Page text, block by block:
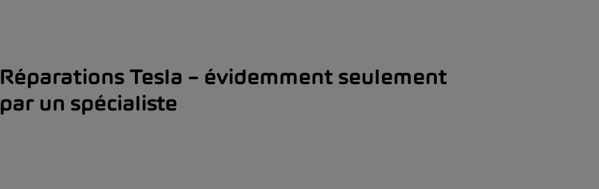
Réparations Tesla – évidemment seulement
par un spécialiste